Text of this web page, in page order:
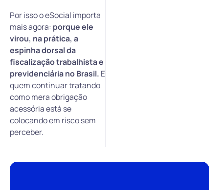
Por isso o eSocial importa
mais agora: porque ele
virou, na prática, a
espinha dorsal da
fiscalização trabalhista e
previdenciária no Brasil. E
quem continuar tratando
como mera obrigação
acessória está se
colocando em risco sem
perceber.